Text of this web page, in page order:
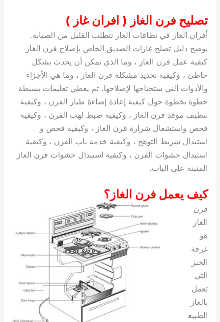
تصليح فرن الغاز ( افران غاز )
أفران الغاز في نطاقات الغاز تتطلب القليل من الصيانة.
يوضح دليل تصلح غازات الصديق الخاص بإصلاح فرن الغاز
كيفية عمل فرن الغاز ، وما الذي يمكن أن يحدث بشكل
خاطئ ، وكيفية تحديد مشكلة فرن الغاز ، وما هي الأجزاء
والأدوات التي ستحتاجها لإصلاحها. ثم يعطي تعليمات بسيطة
خطوة بخطوة حول كيفية إعادة إضاءة طيار الفرن ، وكيفية
تنظيف موقد فرن الغاز ، وكيفية ضبط لهب الفرن ، وكيفية
فحص واستشعال شرارة فرن الغاز ، وكيفية فحص و
استبدال شريط التوهج ، وكيفية خدمة باب الفرن ، وكيفية
استبدال حشوات الفرن ، وكيفية استبدال حشوات فرن الغاز
المثبتة على الباب.
كيف يعمل فرن الغاز؟
فرن
الغاز
هو
غرفة
الخبز
التي
تعمل
بالغاز
الطبيع